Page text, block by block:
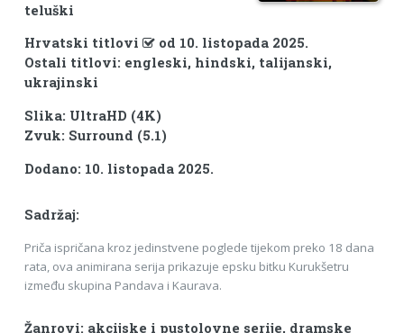
teluški
Hrvatski titlovi
od 10. listopada 2025.
Ostali titlovi: engleski, hindski, talijanski,
ukrajinski
Slika: UltraHD (4K)
Zvuk: Surround (5.1)
Dodano: 10. listopada 2025.
Sadržaj:
Priča ispričana kroz jedinstvene poglede tijekom preko 18 dana
rata, ova animirana serija prikazuje epsku bitku Kurukšetru
između skupina Pandava i Kaurava.
Žanrovi: akcijske i pustolovne serije, dramske